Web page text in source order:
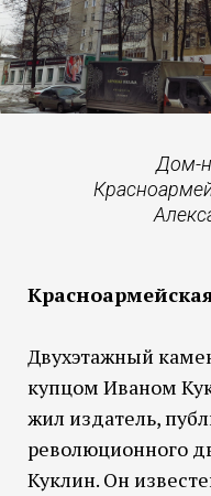
Дом-
Двухэтажный
купцом Иваном
жил издатель,
революционного
Куклин. Он